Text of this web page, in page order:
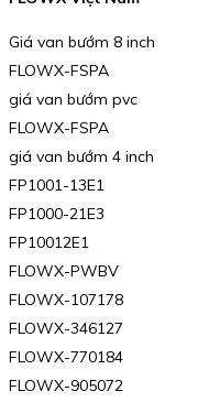
Giá van bướm 8 inch
FLOWX-FSPA
giá van bướm pvc
FLOWX-FSPA
giá van bướm 4 inch
FP1001-13E1
FP1000-21E3
FP10012E1
FLOWX-PWBV
FLOWX-107178
FLOWX-346127
FLOWX-770184
FLOWX-905072